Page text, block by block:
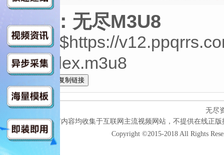
来源：无尽M3U8
中字$https://
eo/index.m3u8
无尽
本网站所有内容均收集于互联网主流视频网站，不提供在线正
Copyright ©2015-2018 All Rights